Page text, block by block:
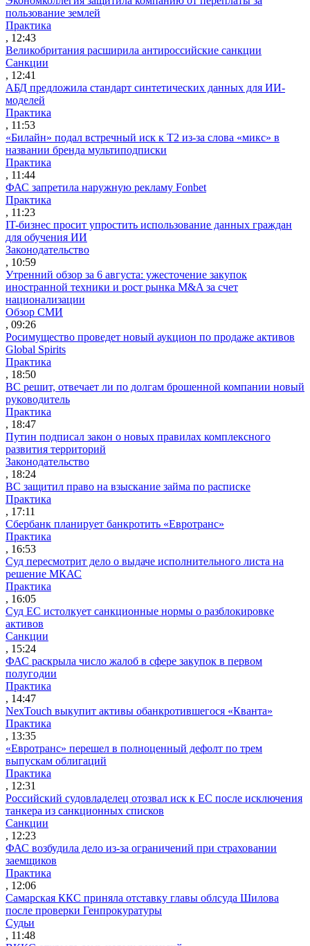
пользование землей
Практика
, 12:43
Великобритания расширила антироссийские санкции
Санкции
, 12:41
АБД предложила стандарт синтетических данных для ИИ-
моделей
Практика
, 11:53
«Билайн» подал встречный иск к Т2 из-за слова «микс» в
названии бренда мультиподписки
Практика
, 11:44
ФАС запретила наружную рекламу Fonbet
Практика
, 11:23
IT-бизнес просит упростить использование данных граждан
для обучения ИИ
Законодательство
, 10:59
Утренний обзор за 6 августа: ужесточение закупок
иностранной техники и рост рынка M&A за счет
национализации
Обзор СМИ
, 09:26
Росимущество проведет новый аукцион по продаже активов
Global Spirits
Практика
, 18:50
ВС решит, отвечает ли по долгам брошенной компании новый
руководитель
Практика
, 18:47
Путин подписал закон о новых правилах комплексного
развития территорий
Законодательство
, 18:24
ВС защитил право на взыскание займа по расписке
Практика
, 17:11
Сбербанк планирует банкротить «Евротранс»
Практика
, 16:53
Суд пересмотрит дело о выдаче исполнительного листа на
решение МКАС
Практика
, 16:05
Суд ЕС истолкует санкционные нормы о разблокировке
активов
Санкции
, 15:24
ФАС раскрыла число жалоб в сфере закупок в первом
полугодии
Практика
, 14:47
NexTouch выкупит активы обанкротившегося «Кванта»
Практика
, 13:35
«Евротранс» перешел в полноценный дефолт по трем
выпускам облигаций
Практика
, 12:31
Российский судовладелец отозвал иск к ЕС после исключения
танкера из санкционных списков
Санкции
, 12:23
ФАС возбудила дело из-за ограничений при страховании
заемщиков
Практика
, 12:06
Самарская ККС приняла отставку главы облсуда Шилова
после проверки Генпрокуратуры
Судьи
, 11:48